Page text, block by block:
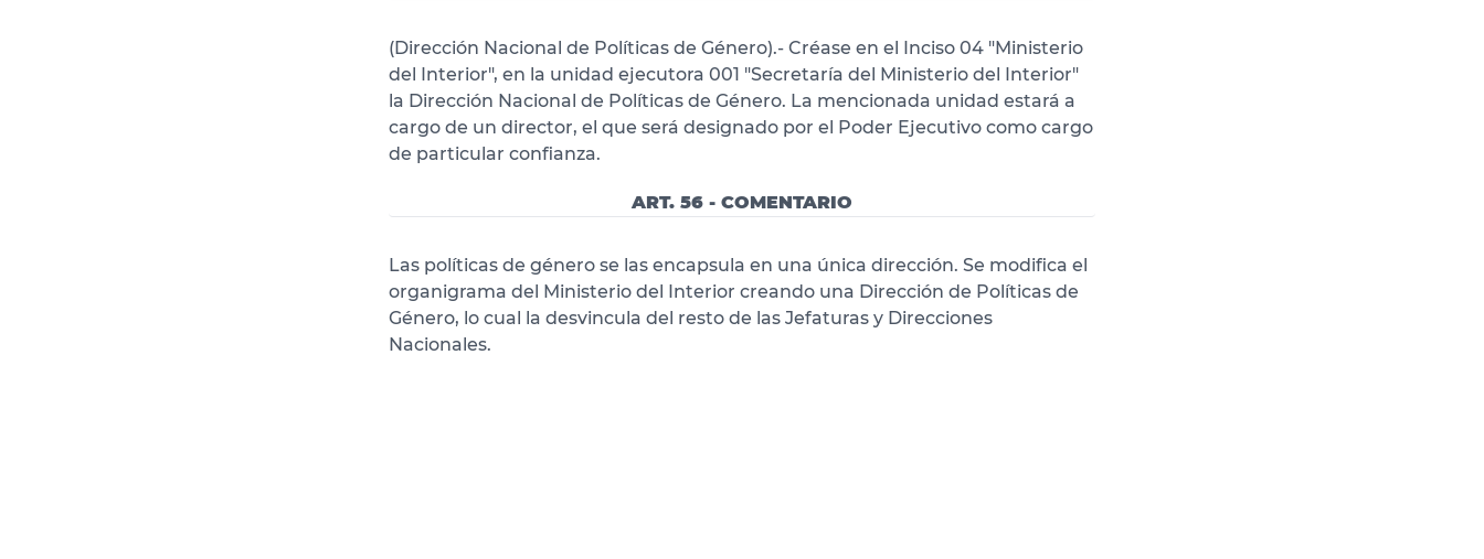
(Dirección Nacional de Políticas de Género).- Créase en el Inciso 04 "Ministerio
del Interior", en la unidad ejecutora 001 "Secretaría del Ministerio del Interior"
la Dirección Nacional de Políticas de Género. La mencionada unidad estará a
cargo de un director, el que será designado por el Poder Ejecutivo como cargo
de particular confianza.
ART. 56 - COMENTARIO
Las políticas de género se las encapsula en una única dirección. Se modifica el
organigrama del Ministerio del Interior creando una Dirección de Políticas de
Género, lo cual la desvincula del resto de las Jefaturas y Direcciones
Nacionales.